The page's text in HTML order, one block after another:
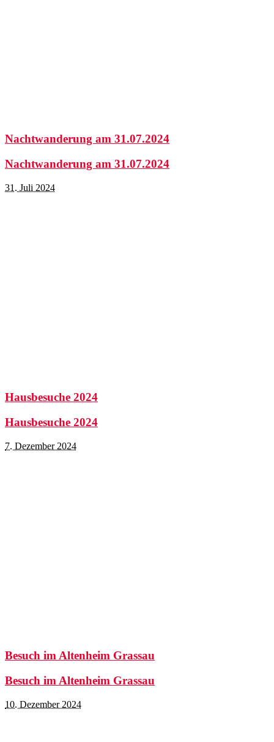
Nachtwanderung am 31.07.2024
Nachtwanderung am 31.07.2024
31. Juli 2024
Hausbesuche 2024
Hausbesuche 2024
7. Dezember 2024
Besuch im Altenheim Grassau
Besuch im Altenheim Grassau
10. Dezember 2024